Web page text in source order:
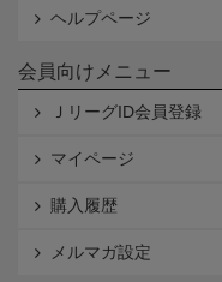
ヘルプページ
会員向けメニュー
ＪリーグID会員登録
マイページ
購入履歴
メルマガ設定